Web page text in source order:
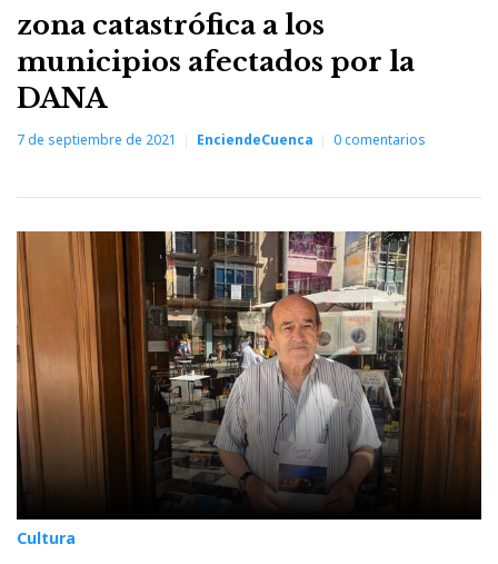
zona catastrófica a los
municipios afectados por la
DANA
7 de septiembre de 2021 EnciendeCuenca 0comentarios
Cultura